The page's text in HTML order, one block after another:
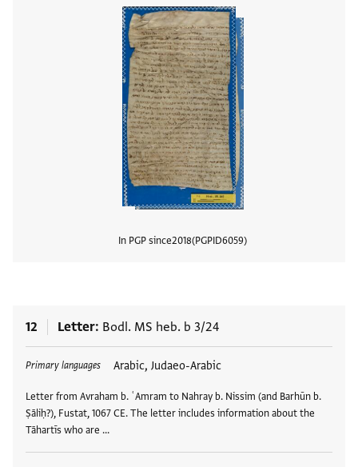
In PGP since2018 PGPID6059
12 Letter Bodl. MS heb. b 3/24
Primary languages Arabic, Judaeo-Arabic
Letter from Avraham b. ʿAmram to Nahray b. Nissim (and Barhūn b.
Ṣāliḥ?), Fustat, 1067 CE. The letter includes information about the
Tāhartīs who are …
Tags